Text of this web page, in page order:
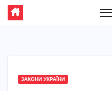
ЗАКОНИ УКРАЇНИ